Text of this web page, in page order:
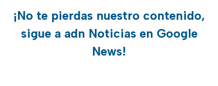
¡No te pierdas nuestro contenido,
sigue a adn Noticias en Google
News!